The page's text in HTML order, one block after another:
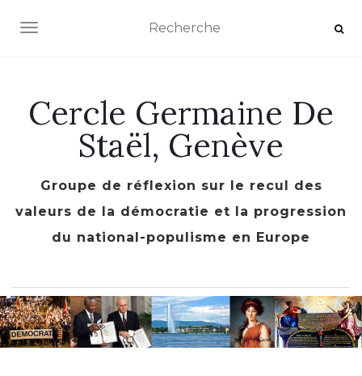
AFFICHER/MASQUER LA NAVIGATION
Cercle Germaine De
Staël, Genève
Groupe de réflexion sur le recul des
valeurs de la démocratie et la progression
du national-populisme en Europe